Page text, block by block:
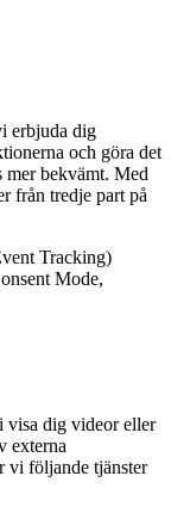
erbjuda dig
och göra det
bekvämt. Med
från tredje part på
Tracking)
Mode,
visa dig videor eller
externa
vi följande tjänster